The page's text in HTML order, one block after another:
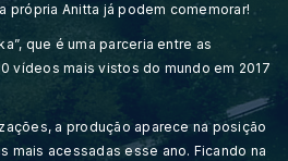
própria Anitta já podem comemorar!
que é uma parceria entre as
vídeos mais vistos do mundo em 2017
a produção aparece na posição
mais acessadas esse ano. Ficando na